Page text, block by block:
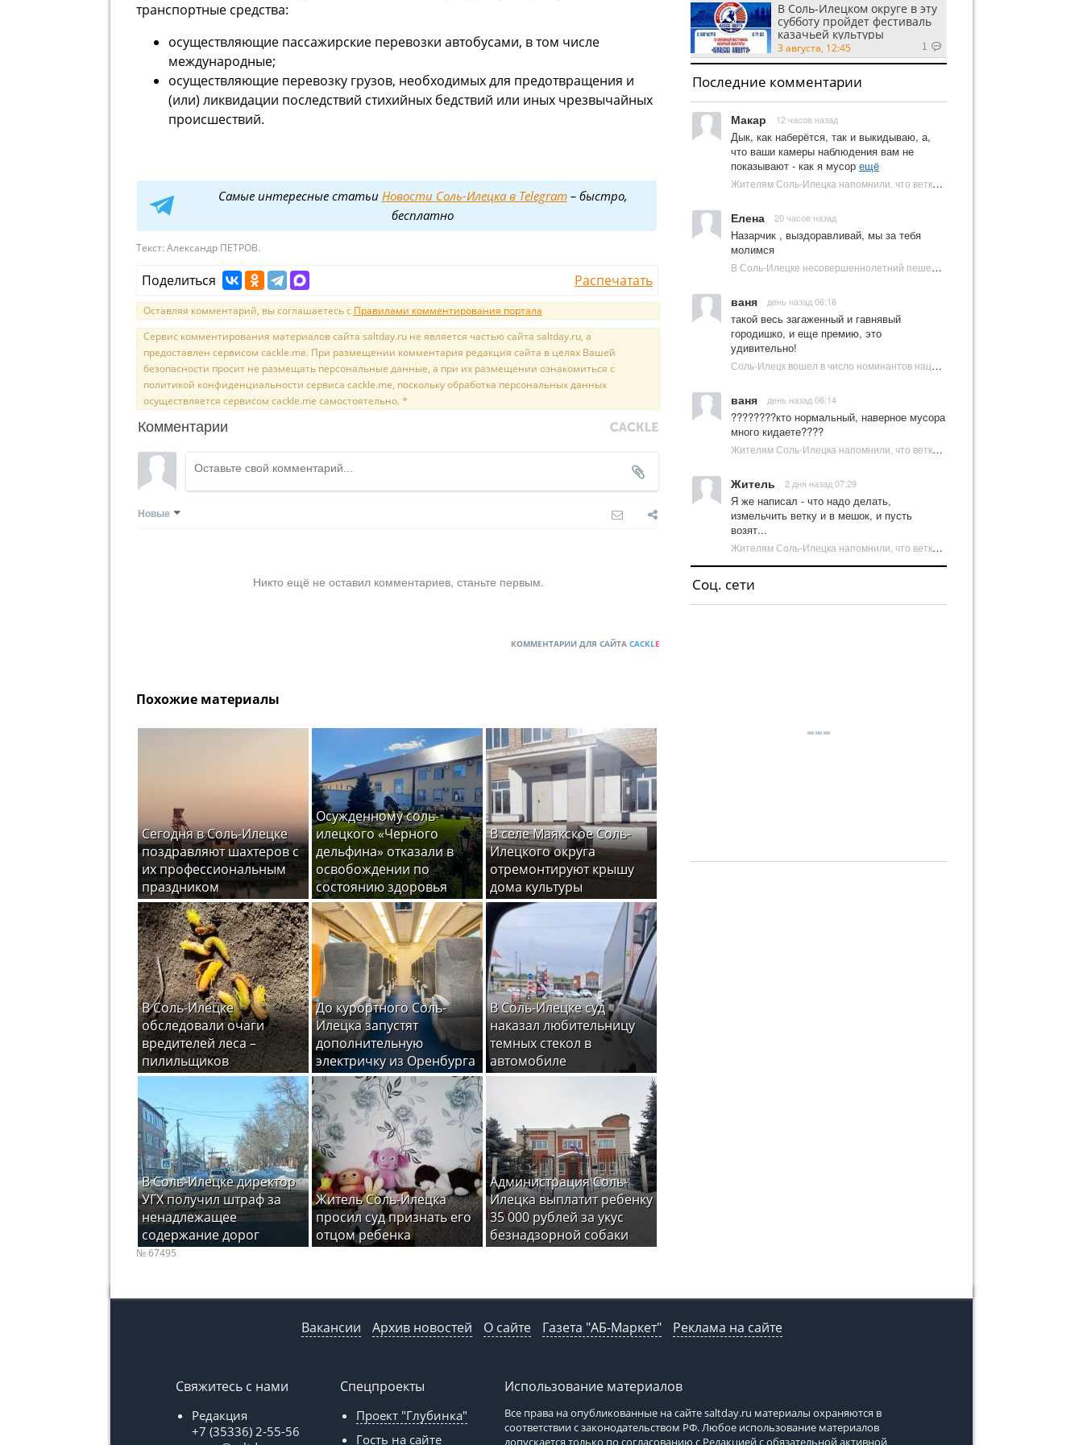
транспортные средства:
осуществляющие пассажирские перевозки автобусами, в том числе
международные;
осуществляющие перевозку грузов, необходимых для предотвращения и
(или) ликвидации последствий стихийных бедствий или иных чрезвычайных
происшествий.
Самые интересные статьи Новости Соль-Илецка в Telegram– быстро,
бесплатно
Текст: Александр ПЕТРОВ.
Поделиться Распечатать
Оставляя комментарий, вы соглашаетесь с Правилами комментирования портала
Сервис комментирования материалов сайта saltday.ru не является частью сайта saltday.ru, а
предоставлен сервисом cackle.me. При размещении комментария редакция сайта в целях Вашей
безопасности просит не размещать персональные данные, а при их размещении ознакомиться с
политикой конфиденциальности сервиса cackle.me, поскольку обработка персональных данных
осуществляется сервисом cackle.me самостоятельно. *
Комментарии
Новые
Никто ещё не оставил комментариев, станьте первым.
КОММЕНТАРИИ ДЛЯ САЙТА CACKLE
Похожие материалы
Сегодня в Соль-Илецке
поздравляют шахтеров с
их профессиональным
праздником
Осужденному соль-
илецкого «Черного
дельфина» отказали в
освобождении по
состоянию здоровья
В селе Маякское Соль-
Илецкого округа
отремонтируют крышу
дома культуры
В Соль-Илецке
обследовали очаги
вредителей леса –
пилильщиков
До курортного Соль-
Илецка запустят
дополнительную
электричку из Оренбурга
В Соль-Илецке суд
наказал любительницу
темных стекол в
автомобиле
В Соль-Илецке директор
УГХ получил штраф за
ненадлежащее
содержание дорог
Житель Соль-Илецка
просил суд признать его
отцом ребенка
Администрация Соль-
Илецка выплатит ребенку
35 000 рублей за укус
безнадзорной собаки
№ 67495
В Соль-Илецком округе в эту
субботу пройдет фестиваль
казачьей культуры
3 августа, 12:45 1
Последние комментарии
Макар 12 часов назад
Дык, как наберётся, так и выкидываю, а,
что ваши камеры наблюдения вам не
показывают - как я мусор ещё
Жителям Соль-Илецка напомнили, что ветки от деревьев нельзя оставлять на площадках ТКО | Новости Соль-Илецка
Елена 20 часов назад
Назарчик , выздоравливай, мы за тебя
молимся
В Соль-Илецке несовершеннолетний пешеход попал под колеса автомобиля | Новости Соль-Илецка
ваня день назад 06:16
такой весь загаженный и гавнявый
городишко, и еще премию, это
удивительно!
Соль-Илецк вошел в число номинантов национальной туристической премии Russian Traveler Awards | Новости Соль-Илецка
ваня день назад 06:14
????????кто нормальный, наверное мусора
много кидаете????
Жителям Соль-Илецка напомнили, что ветки от деревьев нельзя оставлять на площадках ТКО | Новости Соль-Илецка
Житель 2 дня назад 07:29
Я же написал - что надо делать,
измельчить ветку и в мешок, и пусть
возят...
Жителям Соль-Илецка напомнили, что ветки от деревьев нельзя оставлять на площадках ТКО | Новости Соль-Илецка
Соц. сети
Вакансии Архив новостей О сайте Газета "АБ-Маркет" Реклама на сайте
Свяжитесь с нами
Редакция
+7 (35336) 2-55-56
Спецпроекты
Проект "Глубинка"
Гость на сайте
Использование материалов
Все права на опубликованные на сайтеsaltday.ru материалы охраняются в
соответствии с законодательством РФ. Любое использование материалов
допускается только по согласованию с Редакцией с обязательной активной